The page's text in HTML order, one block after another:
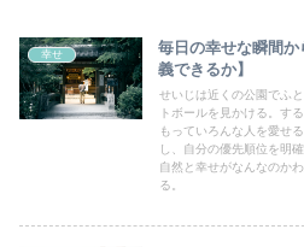
幸せ
毎日の幸せな瞬間
義できるか】
せいじは近くの公園でふ
トボールを見かける。す
もっていろんな人を愛せ
し、自分の優先順位を明
自然と幸せがなんなのか
る。